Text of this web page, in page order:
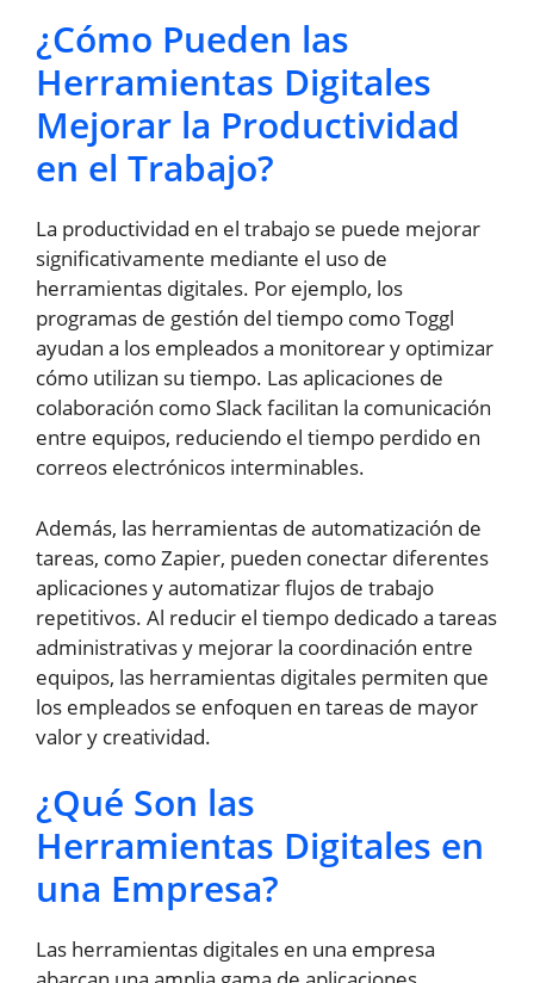
¿Cómo Pueden las
Herramientas Digitales
Mejorar la Productividad
en el Trabajo?
La productividad en el trabajo se puede mejorar
significativamente mediante el uso de
herramientas digitales. Por ejemplo, los
programas de gestión del tiempo como Toggl
ayudan a los empleados a monitorear y optimizar
cómo utilizan su tiempo. Las aplicaciones de
colaboración como Slack facilitan la comunicación
entre equipos, reduciendo el tiempo perdido en
correos electrónicos interminables.
Además, las herramientas de automatización de
tareas, como Zapier, pueden conectar diferentes
aplicaciones y automatizar flujos de trabajo
repetitivos. Al reducir el tiempo dedicado a tareas
administrativas y mejorar la coordinación entre
equipos, las herramientas digitales permiten que
los empleados se enfoquen en tareas de mayor
valor y creatividad.
¿Qué Son las
Herramientas Digitales en
una Empresa?
Las herramientas digitales en una empresa